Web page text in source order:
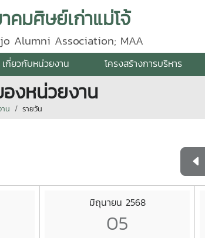
คมศิษย์เก่าแม่โจ้
Alumni Association; MAA
เกี่ยวกับหน่วยงาน โครงสร้างการบริหาร
งหน่วยงาน
น รายวัน
มิถุนายน 2568
05